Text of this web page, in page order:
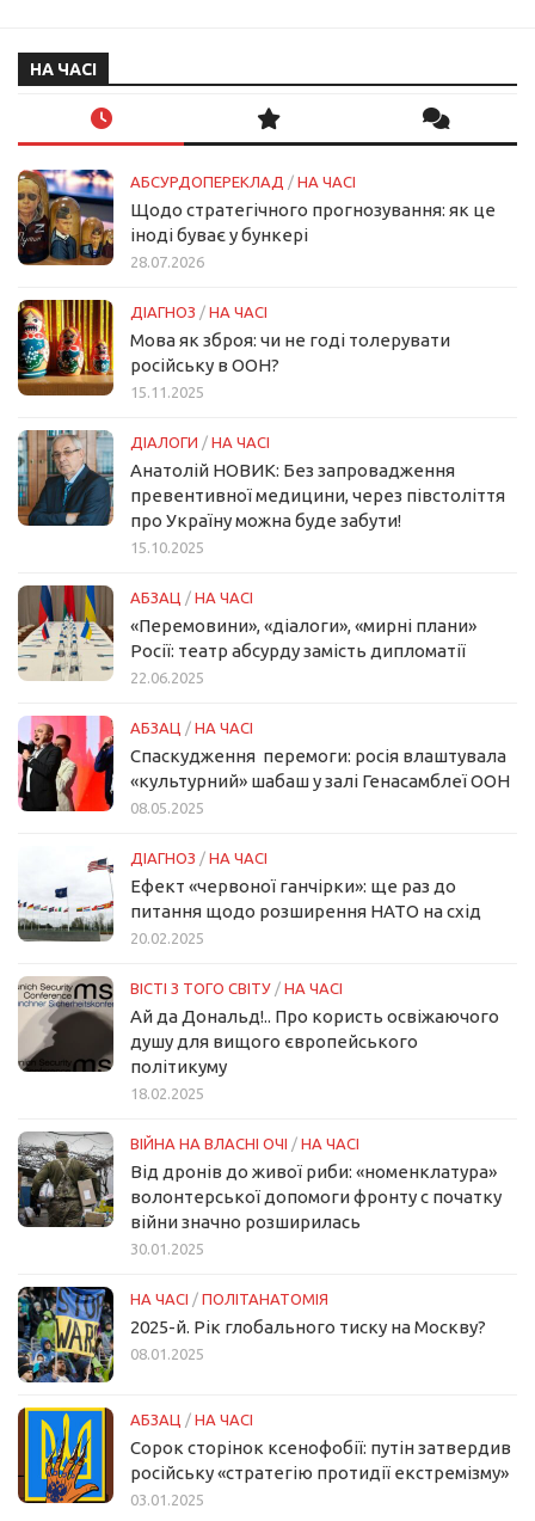
НА ЧАСІ
АБСУРДОПЕРЕКЛАД / НА ЧАСІ
Щодо стратегічного прогнозування: як це
іноді буває у бункері
28.07.2026
ДІАГНОЗ / НА ЧАСІ
Мова як зброя: чи не годі толерувати
російську в ООН?
15.11.2025
ДІАЛОГИ / НА ЧАСІ
Анатолій НОВИК: Без запровадження
превентивної медицини, через півстоліття
про Україну можна буде забути!
15.10.2025
АБЗАЦ / НА ЧАСІ
«Перемовини», «діалоги», «мирні плани»
Росії: театр абсурду замість дипломатії
22.06.2025
АБЗАЦ / НА ЧАСІ
Спаскудження перемоги: росія влаштувала
«культурний» шабаш у залі Генасамблеї ООН
08.05.2025
ДІАГНОЗ / НА ЧАСІ
Ефект «червоної ганчірки»: ще раз до
питання щодо розширення НАТО на схід
20.02.2025
ВІСТІ З ТОГО СВІТУ / НА ЧАСІ
Ай да Дональд!.. Про користь освіжаючого
душу для вищого європейського
політикуму
18.02.2025
ВІЙНА НА ВЛАСНІ ОЧІ / НА ЧАСІ
Від дронів до живої риби: «номенклатура»
волонтерської допомоги фронту с початку
війни значно розширилась
30.01.2025
НА ЧАСІ / ПОЛІТАНАТОМІЯ
2025-й. Рік глобального тиску на Москву?
08.01.2025
АБЗАЦ / НА ЧАСІ
Сорок сторінок ксенофобії: путін затвердив
російську «стратегію протидії екстремізму»
03.01.2025